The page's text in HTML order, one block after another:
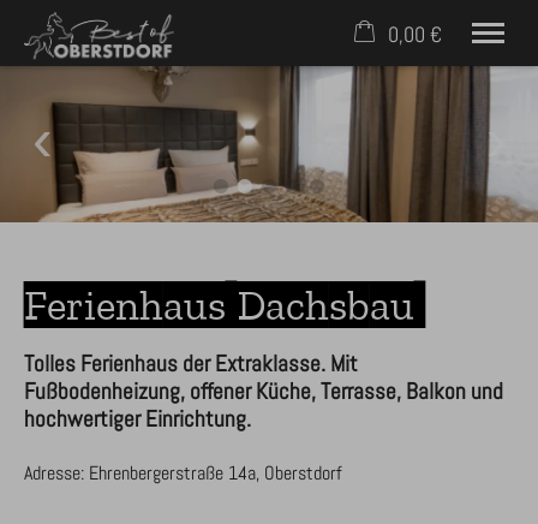
24. bis 31. August
2 Erwachsene
Für Eigentümer
Kontakt
Mobil: +49 (0) 171 2758398
0,00 €
Warenkorb ist leer
Ferienhaus Dachsbau
Tolles Ferienhaus der Extraklasse. Mit
Fußbodenheizung, offener Küche, Terrasse, Balkon und
hochwertiger Einrichtung.
Adresse: Ehrenbergerstraße 14a, Oberstdorf